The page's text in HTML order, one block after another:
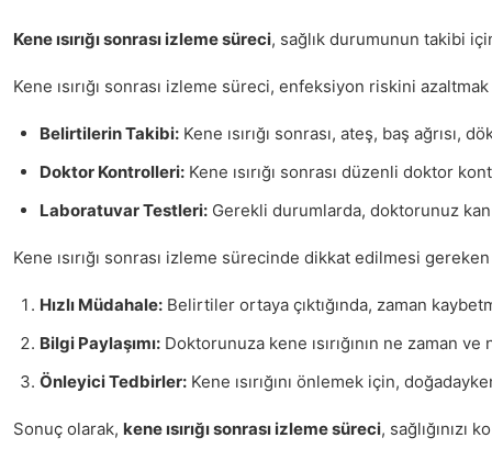
Kene ısırığı sonrası izleme süreci, sağlık durumunun takibi
Kene ısırığı sonrası izleme süreci, enfeksiyon riskini
Belirtilerin Takibi: Kene ısırığı sonrası, ateş, baş
Doktor Kontrolleri: Kene ısırığı sonrası düzenli doktor
Laboratuvar Testleri: Gerekli durumlarda, doktorunuz
Kene ısırığı sonrası izleme sürecinde dikkat edilmesi
Hızlı Müdahale: Belirtiler ortaya çıktığında, zaman
Bilgi Paylaşımı: Doktorunuza kene ısırığının ne zaman
Önleyici Tedbirler: Kene ısırığını önlemek için,
Sonuç olarak, kene ısırığı sonrası izleme süreci,